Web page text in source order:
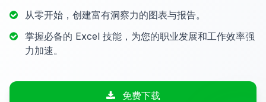
从零开始，创建富有洞察力的图表与报告。
掌握必备的 Excel 技能，为您的职业发展和工作效率强
力加速。
免费下载